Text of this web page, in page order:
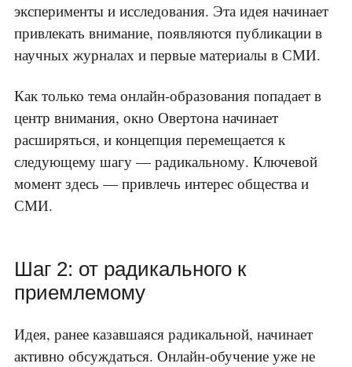
эксперименты и исследования. Эта идея начинает
привлекать внимание, появляются публикации в
научных журналах и первые материалы в СМИ.
Как только тема онлайн-образования попадает в
центр внимания, окно Овертона начинает
расширяться, и концепция перемещается к
следующему шагу — радикальному. Ключевой
момент здесь — привлечь интерес общества и
СМИ.
Шаг 2: от радикального к
приемлемому
Идея, ранее казавшаяся радикальной, начинает
активно обсуждаться. Онлайн-обучение уже не